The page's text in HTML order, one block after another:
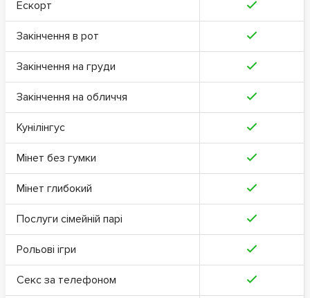
Ескорт
Закінчення в рот
Закінчення на груди
Закінчення на обличчя
Кунілінгус
Мінет без гумки
Мінет глибокий
Послуги сімейній парі
Рольові ігри
Секс за телефоном